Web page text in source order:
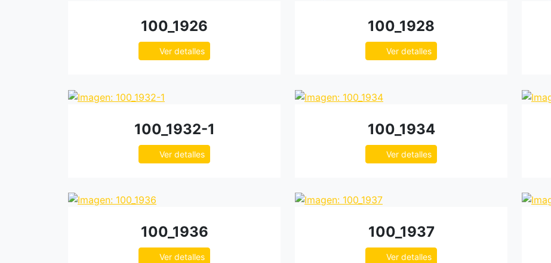
100_1926
Ver detalles
100_1928
Ver detalles
100_1932-1
Ver detalles
100_1934
Ver detalles
100_1936
Ver detalles
100_1937
Ver detalles